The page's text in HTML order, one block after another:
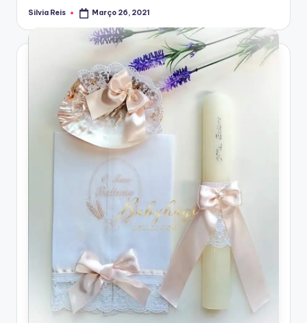
Posted
Silvia Reis Março 26, 2021